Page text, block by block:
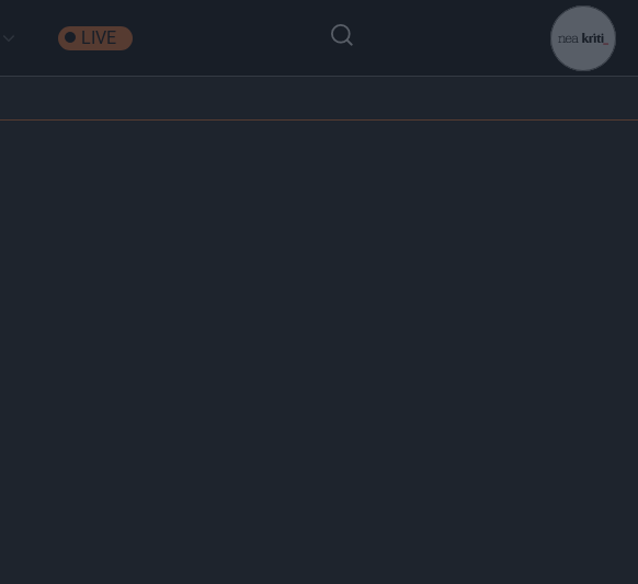
LIVE